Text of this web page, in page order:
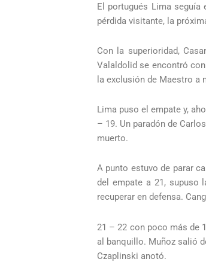
El portugués Lima seguía
pérdida visitante, la
Con la superioridad,
Valaldolid se encontró
la exclusión de Maestro a
Lima puso el empate y,
– 19. Un paradón de
muerto.
A punto estuvo de parar
del empate a 21, supuso
recuperar en defensa.
21 – 22 con poco más de
al banquillo. Muñoz salió
Czaplinski anotó.